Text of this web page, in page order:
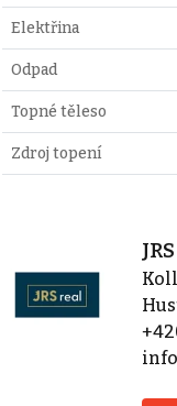
Elektřina
Odpad
Topné těleso
Zdroj topení